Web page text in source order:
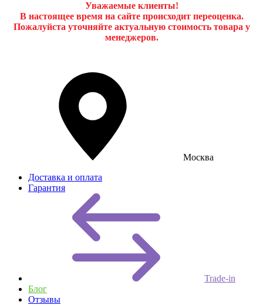
Уважаемые клиенты!
В настоящее время на сайте происходит переоценка.
Пожалуйста уточняйте актуальную стоимость товара у
менеджеров.
Москва
Доставка и оплата
Гарантия
Trade-in
Блог
Отзывы